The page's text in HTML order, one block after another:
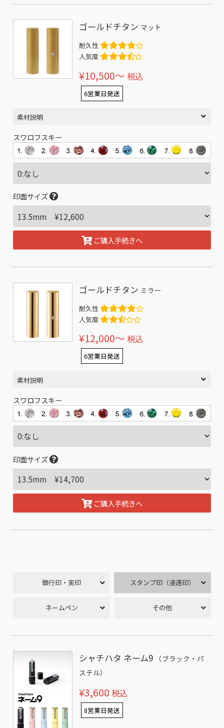
ゴールドチタン マット
耐久性
人気度
¥10,500〜 税込
6営業日発送
素材説明
スワロフスキー
印面サイズ
ご購入手続きへ
ゴールドチタン ミラー
耐久性
人気度
¥12,000〜 税込
6営業日発送
素材説明
スワロフスキー
印面サイズ
ご購入手続きへ
銀行印・実印 スタンプ印（浸透印）
ネームペン その他
シャチハタ ネーム9
（ブラック・パ
ステル）
¥3,600 税込
8営業日発送